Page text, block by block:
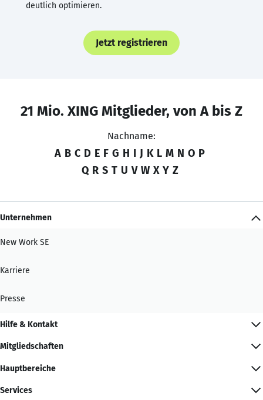
deutlich optimieren.
Jetzt registrieren
21 Mio. XING Mitglieder, von A bis Z
Nachname:
A B C D E F G H I J K L M N O P
Q R S T U V W X Y Z
Unternehmen
New Work SE
Karriere
Presse
Hilfe & Kontakt
Mitgliedschaften
Hauptbereiche
Services